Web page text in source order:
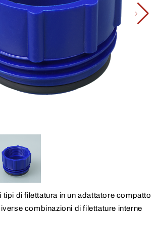
tipi di filettatura in un adattatore compatto
combinazioni di filettature interne